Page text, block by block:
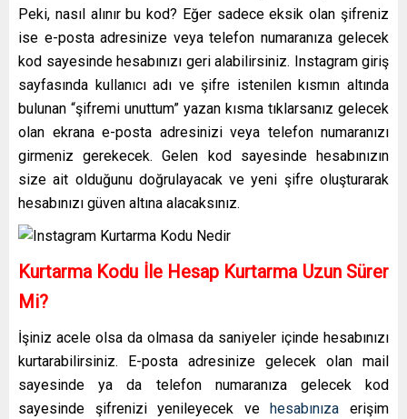
Peki, nasıl alınır bu kod? Eğer sadece eksik olan şifreniz
ise e-posta adresinize veya telefon numaranıza gelecek
kod sayesinde hesabınızı geri alabilirsiniz. Instagram giriş
sayfasında kullanıcı adı ve şifre istenilen kısmın altında
bulunan “şifremi unuttum” yazan kısma tıklarsanız gelecek
olan ekrana e-posta adresinizi veya telefon numaranızı
girmeniz gerekecek. Gelen kod sayesinde hesabınızın
size ait olduğunu doğrulayacak ve yeni şifre oluşturarak
hesabınızı güven altına alacaksınız.
Kurtarma Kodu İle Hesap Kurtarma Uzun Sürer
Mi?
İşiniz acele olsa da olmasa da saniyeler içinde hesabınızı
kurtarabilirsiniz. E-posta adresinize gelecek olan mail
sayesinde ya da telefon numaranıza gelecek kod
sayesinde şifrenizi yenileyecek vehesabınıza erişim